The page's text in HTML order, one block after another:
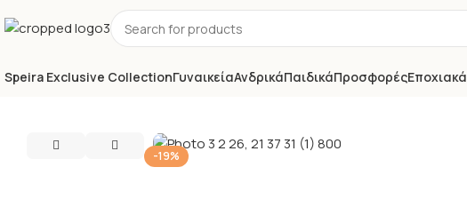
Speira Exclusive CollectionΓυναικείαΑνδρικάΠαιδικάΠροσφορέςΕποχιακά
-19%